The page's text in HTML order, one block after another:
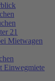
21
Mietwagen
Einwegmiete